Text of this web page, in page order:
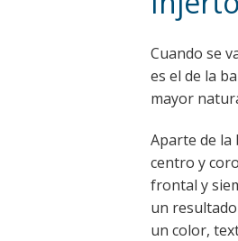
Cuando se
es el de la
mayor
Aparte de la
centro y
frontal y
un
un color,